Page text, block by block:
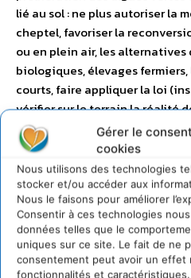
Gérer le
cookies
Nous utilisons des technologies
stocker et/ou accéder aux
Nous le faisons pour améliorer
Consentir à ces technologies
données telles que le
uniques sur ce site. Le fait de ne
consentement peut avoir un effet
fonctionnalités et caractéristiques.
lié au sol : ne plus autoriser la
cheptel, favoriser la
ou en plein air, les
biologiques, élevages
courts, faire appliquer la loi
vérifier sur le terrain la réalité
plus long terme, les
l’alimentation animale, qui
sol breton, doivent être
Interdire les pesticides les
pour la population, les
– Atteindre l’objectif de
pesticides d’ici 2018.
mobilisé : les agriculteurs bien